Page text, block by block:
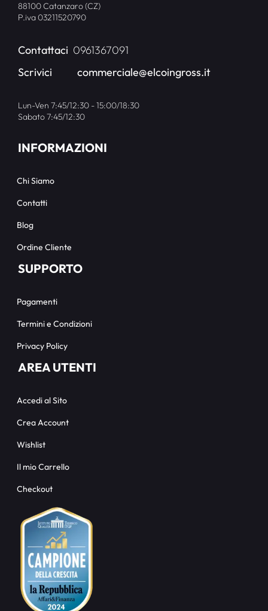
88100 Catanzaro (CZ)
P.iva 03211520790
Contattaci 0961367091
Scrivici
commerciale@elcoingross.it
Lun-Ven 7:45/12:30 - 15:00/18:30
Sabato 7:45/12:30
INFORMAZIONI
Chi Siamo
Contatti
Blog
Ordine Cliente
SUPPORTO
Pagamenti
Termini e Condizioni
Privacy Policy
AREA UTENTI
Accedi al Sito
Crea Account
Wishlist
Il mio Carrello
Checkout